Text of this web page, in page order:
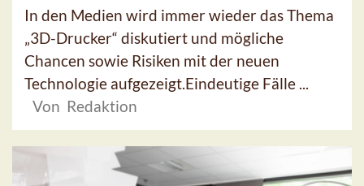
In den Medien wird immer wieder das Thema
„3D-Drucker“ diskutiert und mögliche
Chancen sowie Risiken mit der neuen
Technologie aufgezeigt.Eindeutige Fälle ...
Von Redaktion